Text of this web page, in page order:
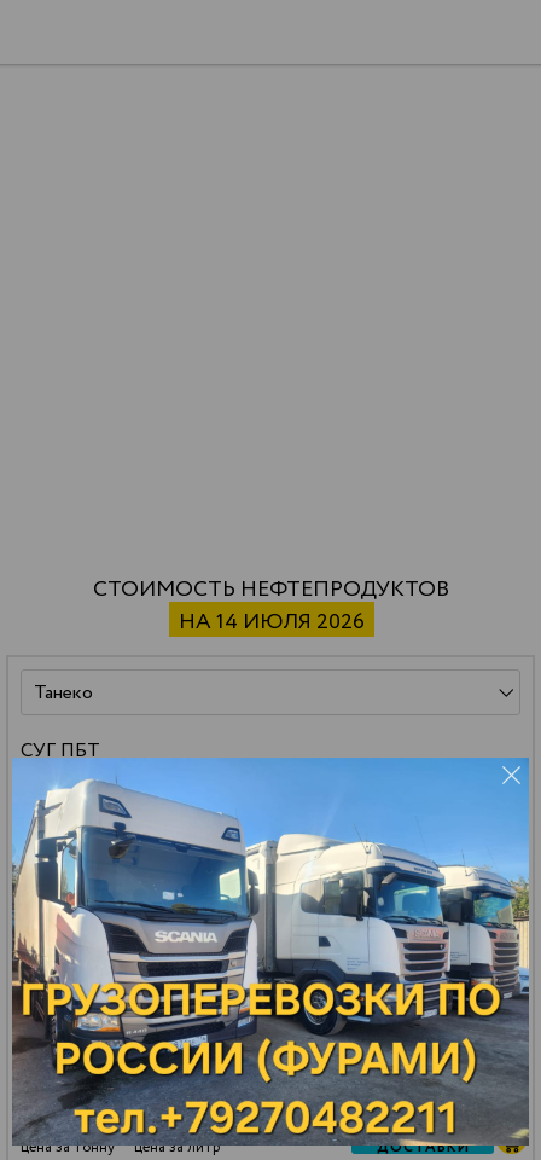
СТОИМОСТЬ НЕФТЕПРОДУКТОВ
НА 14 ИЮЛЯ 2026
СУГ ПБТ
59 500 р.*
цена за тонну цена за литр
Бензин АИ-92 авто
151 000 р.
цена за тонну
112.94 р.*
цена за литр
РАСЧЕТ
ДОСТАВКИ
Бензин АИ-95 авто
161 000 р.*
цена за тонну
121.23 р.*
цена за литр
РАСЧЕТ
ДОСТАВКИ
Масло МГ-8
140 000 р.*
цена за тонну
114.80 р.*
цена за литр
РАСЧЕТ
ДОСТАВКИ
Масло VHVI-6
127 800 р.*
цена за тонну
105.43 р.*
цена за литр
РАСЧЕТ
ДОСТАВКИ
Керосин ТС-1
130 000 р.*
цена за тонну
102.70 р.*
цена за литр
РАСЧЕТ
ДОСТАВКИ